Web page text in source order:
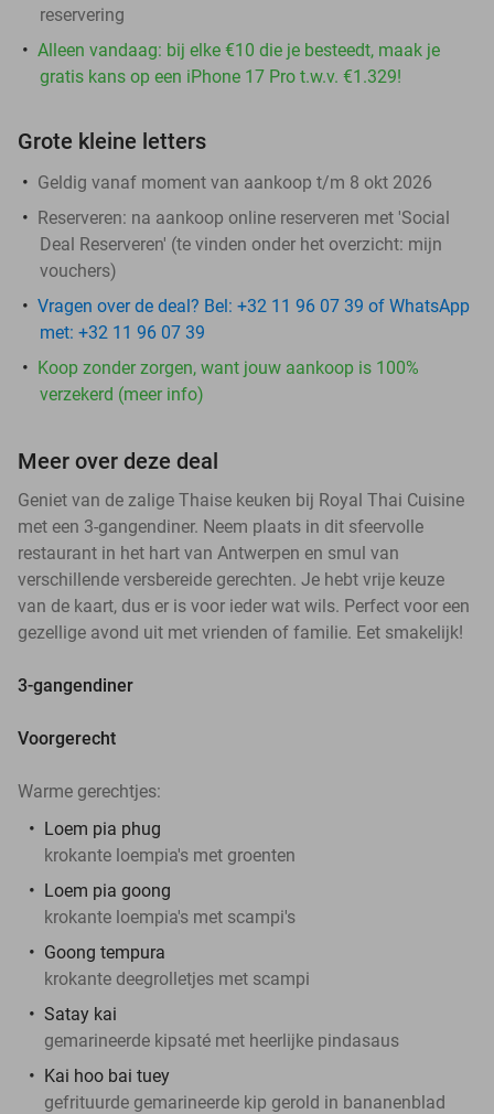
reservering
Alleen vandaag: bij elke €10 die je besteedt, maak je
gratis kans op een iPhone 17 Pro t.w.v. €1.329!
Grote kleine letters
Geldig vanaf moment van aankoop t/m 8 okt 2026
Reserveren: na aankoop online reserveren met 'Social
Deal Reserveren' (te vinden onder het overzicht: mijn
vouchers)
Vragen over de deal? Bel: +32 11 96 07 39 of WhatsApp
met: +32 11 96 07 39
Koop zonder zorgen, want jouw aankoop is 100%
verzekerd (meer info)
Meer over deze deal
Geniet van de zalige Thaise keuken bij Royal Thai Cuisine
met een 3-gangendiner. Neem plaats in dit sfeervolle
restaurant in het hart van Antwerpen en smul van
verschillende versbereide gerechten. Je hebt vrije keuze
van de kaart, dus er is voor ieder wat wils. Perfect voor een
gezellige avond uit met vrienden of familie. Eet smakelijk!
3-gangendiner
Voorgerecht
Warme gerechtjes:
Loem pia phug
krokante loempia's met groenten
Loem pia goong
krokante loempia's met scampi's
Goong tempura
krokante deegrolletjes met scampi
Satay kai
gemarineerde kipsaté met heerlijke pindasaus
Kai hoo bai tuey
gefrituurde gemarineerde kip gerold in bananenblad